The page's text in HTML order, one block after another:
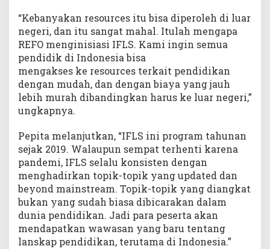
“Kebanyakan resources itu bisa diperoleh di luar
negeri, dan itu sangat mahal. Itulah mengapa
REFO menginisiasi IFLS. Kami ingin semua
pendidik di Indonesia bisa
mengakses ke resources terkait pendidikan
dengan mudah, dan dengan biaya yang jauh
lebih murah dibandingkan harus ke luar negeri,”
ungkapnya.
Pepita melanjutkan, “IFLS ini program tahunan
sejak 2019. Walaupun sempat terhenti karena
pandemi, IFLS selalu konsisten dengan
menghadirkan topik-topik yang updated dan
beyond mainstream. Topik-topik yang diangkat
bukan yang sudah biasa dibicarakan dalam
dunia pendidikan. Jadi para peserta akan
mendapatkan wawasan yang baru tentang
lanskap pendidikan, terutama di Indonesia.”